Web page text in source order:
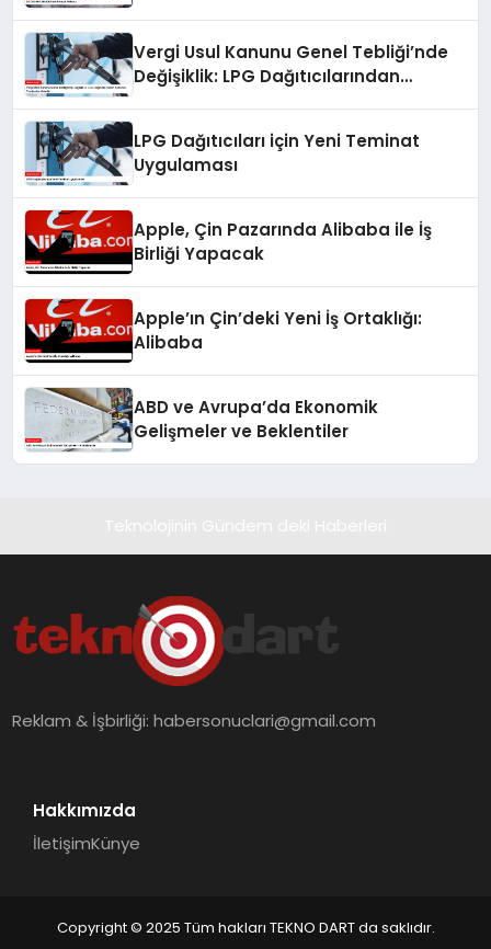
Vergi Usul Kanunu Genel Tebliği’nde
Değişiklik: LPG Dağıtıcılarından
LPG Dağıtıcıları için Yeni Teminat
Uygulaması
Apple, Çin Pazarında Alibaba ile İş
Birliği Yapacak
Apple’ın Çin’deki Yeni İş Ortaklığı:
Alibaba
ABD ve Avrupa’da Ekonomik
Gelişmeler ve Beklentiler
Reklam & İşbirliği:habersonuclari@gmail.com
Hakkımızda
İletişimKünye
Copyright © 2025 Tüm hakları TEKNO DART da saklıdır.